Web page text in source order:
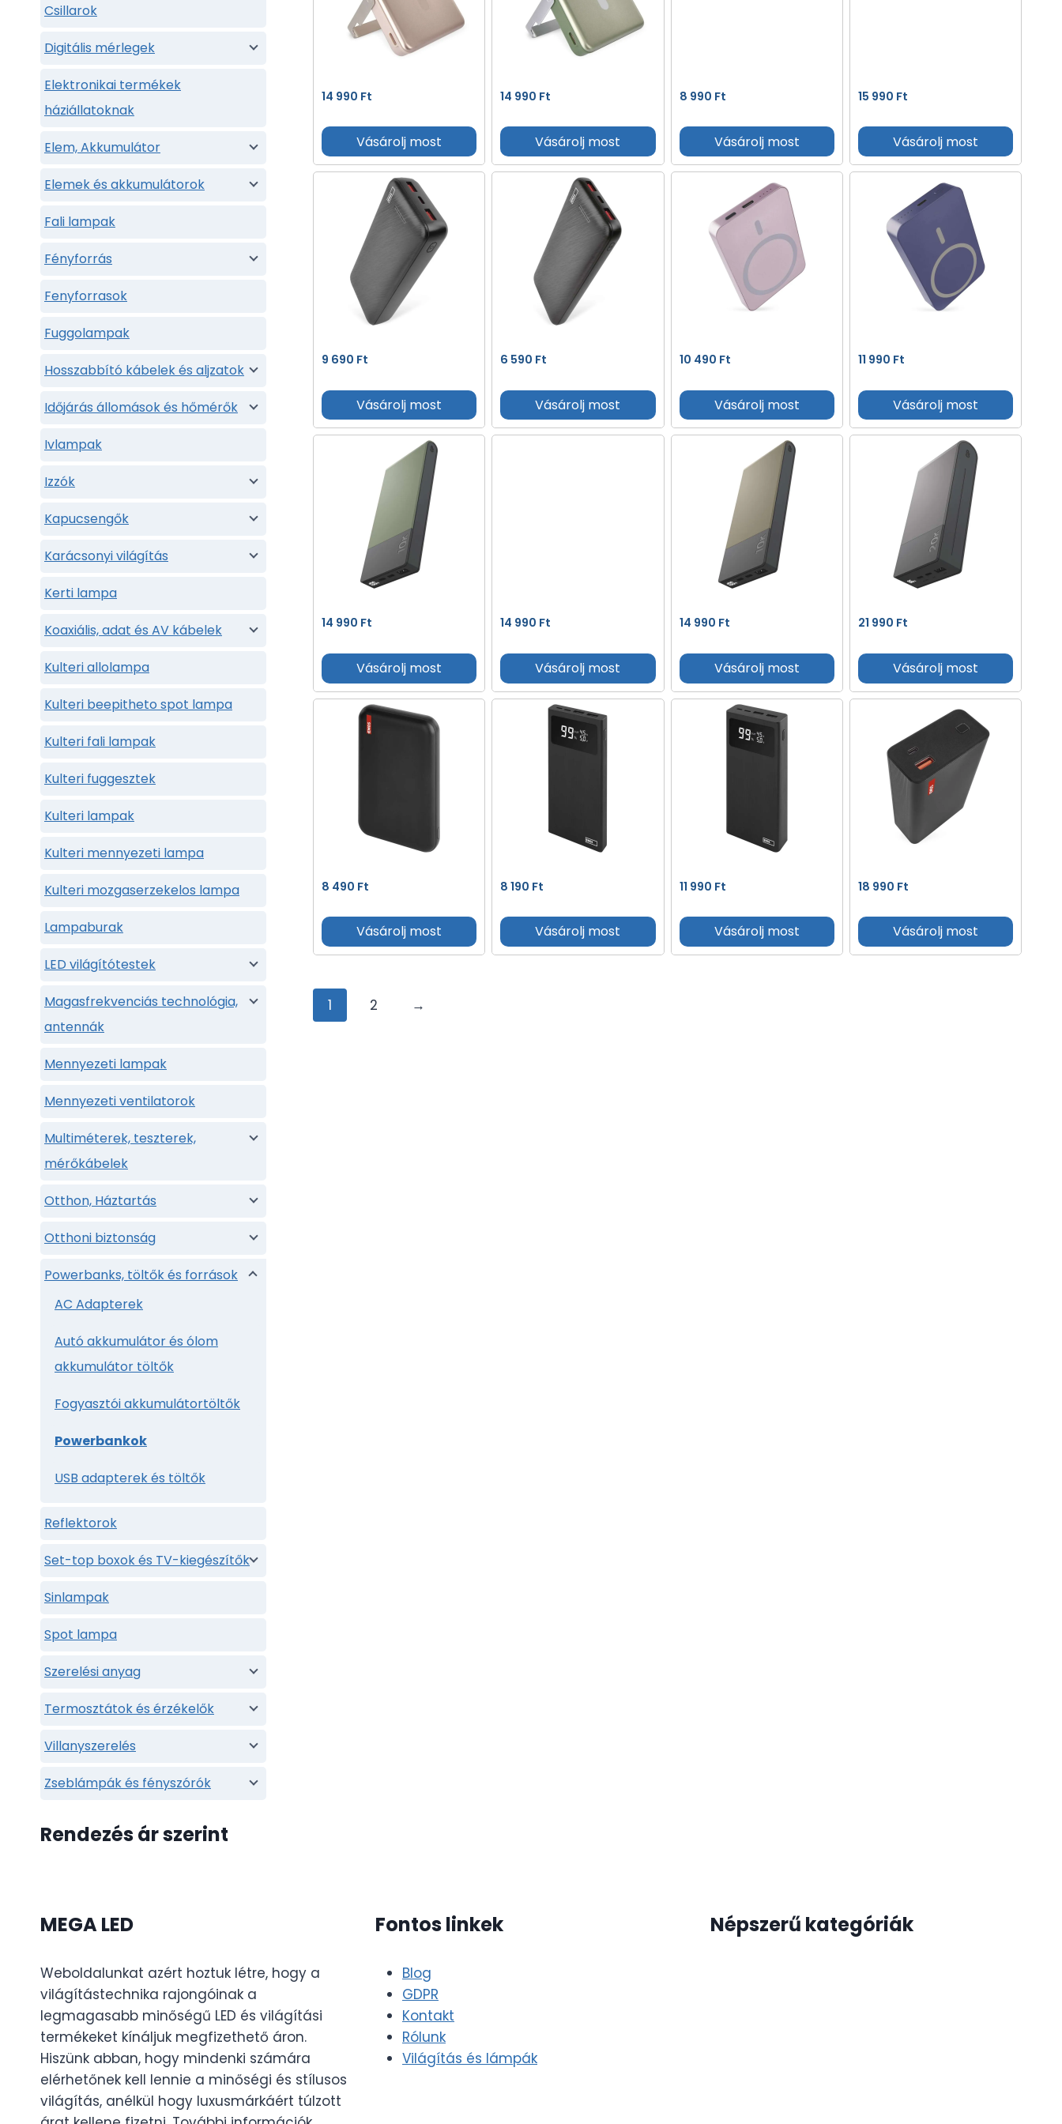
14 990 Ft
Vásárolj most
14 990 Ft
Vásárolj most
8 990 Ft
Vásárolj most
15 990 Ft
Vásárolj most
9 690 Ft
Vásárolj most
6 590 Ft
Vásárolj most
10 490 Ft
Vásárolj most
11 990 Ft
Vásárolj most
14 990 Ft
Vásárolj most
14 990 Ft
Vásárolj most
14 990 Ft
Vásárolj most
21 990 Ft
Vásárolj most
8 490 Ft
Vásárolj most
8 190 Ft
Vásárolj most
11 990 Ft
Vásárolj most
18 990 Ft
Vásárolj most
1 2 →
Csillarok
Digitális mérlegek
Elektronikai termékek
háziállatoknak
Elem, Akkumulátor
Elemek és akkumulátorok
Fali lampak
Fényforrás
Fenyforrasok
Fuggolampak
Hosszabbító kábelek és aljzatok
Időjárás állomások és hőmérők
Ivlampak
Izzók
Kapucsengők
Karácsonyi világítás
Kerti lampa
Koaxiális, adat és AV kábelek
Kulteri allolampa
Kulteri beepitheto spot lampa
Kulteri fali lampak
Kulteri fuggesztek
Kulteri lampak
Kulteri mennyezeti lampa
Kulteri mozgaserzekelos lampa
Lampaburak
LED világítótestek
Magasfrekvenciás technológia,
antennák
Mennyezeti lampak
Mennyezeti ventilatorok
Multiméterek, teszterek,
mérőkábelek
Otthon, Háztartás
Otthoni biztonság
Powerbanks, töltők és források
AC Adapterek
Autó akkumulátor és ólom
akkumulátor töltők
Fogyasztói akkumulátortöltők
Powerbankok
USB adapterek és töltők
Reflektorok
Set-top boxok és TV-kiegészítők
Sinlampak
Spot lampa
Szerelési anyag
Termosztátok és érzékelők
Villanyszerelés
Zseblámpák és fényszórók
Rendezés ár szerint
MEGA LED
Weboldalunkat azért hoztuk létre, hogy a
világítástechnika rajongóinak a
legmagasabb minőségű LED és világítási
termékeket kínáljuk megfizethető áron.
Hiszünk abban, hogy mindenki számára
elérhetőnek kell lennie a minőségi és stílusos
világítás, anélkül hogy luxusmárkáért túlzott
Fontos linkek
Blog
GDPR
Kontakt
Rólunk
Világítás és lámpák
Népszerű kategóriák